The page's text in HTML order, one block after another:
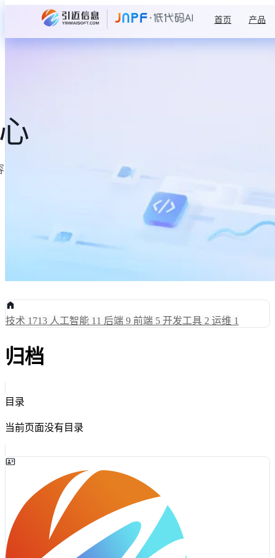
首页 产品
技术 1713 人工智能 11 后端 9 前端 5 开发工具 2 运维 1
归档
目录
当前页面没有目录